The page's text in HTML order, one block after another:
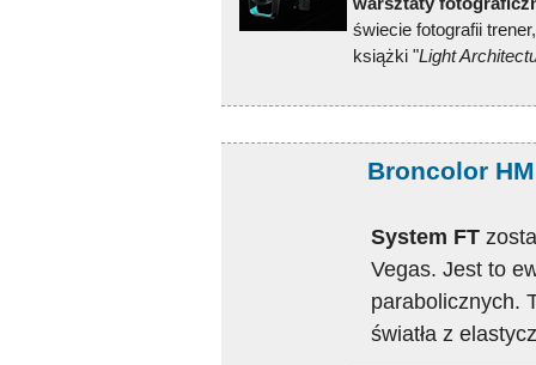
świecie fotografii
książki "Light
Broncolor
System FT
Vegas. Jest to
parabolicznych.
światła z